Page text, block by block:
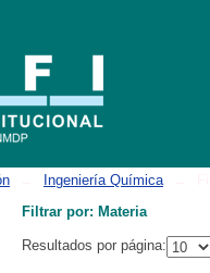
Ingeniería Química
Filtrar por: Materia
Resultados por página: